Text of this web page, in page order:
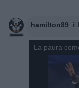
hamilton89: il